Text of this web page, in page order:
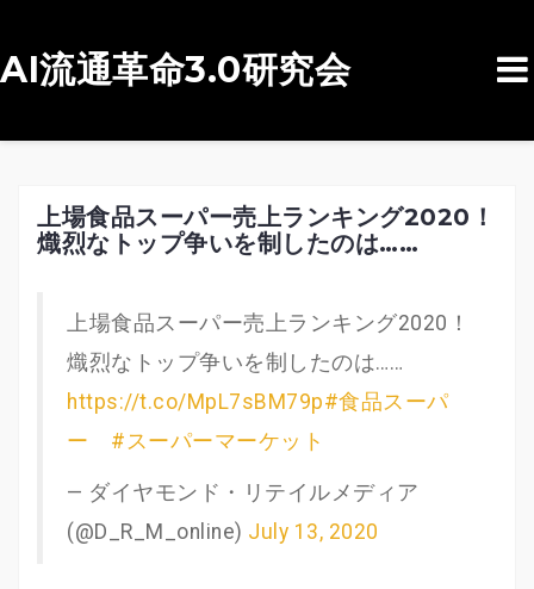
コ
AI流通革命3.0研究会
上場食品スーパー売上ランキング2020！
熾烈なトップ争いを制したのは……
上場食品スーパー売上ランキング2020！
熾烈なトップ争いを制したのは……
https://t.co/MpL7sBM79p#食品スーパ
ー
#スーパーマーケット
— ダイヤモンド・リテイルメディア
(@D_R_M_online) July 13, 2020